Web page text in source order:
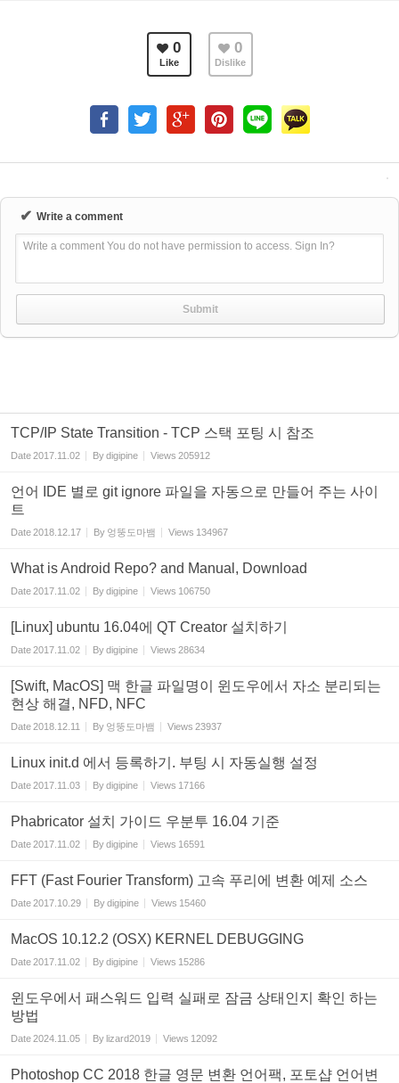
0
Like
0
Dislike
✔ Write a comment
Write a comment You do not have permission to access. Sign In?
TCP/IP State Transition - TCP 스택 포팅 시 참조
Date2017.11.02 Bydigipine Views 205912
언어 IDE 별로 git ignore 파일을 자동으로 만들어 주는 사이
트
Date2018.12.17 By 엉뚱도마뱀 Views 134967
What is Android Repo? and Manual, Download
Date2017.11.02 Bydigipine Views 106750
[Linux] ubuntu 16.04에 QT Creator 설치하기
Date2017.11.02 Bydigipine Views 28634
[Swift, MacOS] 맥 한글 파일명이 윈도우에서 자소 분리되는
현상 해결, NFD, NFC
Date2018.12.11 By 엉뚱도마뱀 Views 23937
Linux init.d 에서 등록하기. 부팅 시 자동실행 설정
Date2017.11.03 Bydigipine Views 17166
Phabricator 설치 가이드 우분투 16.04 기준
Date2017.11.02 Bydigipine Views 16591
FFT (Fast Fourier Transform) 고속 푸리에 변환 예제 소스
Date2017.10.29 Bydigipine Views 15460
MacOS 10.12.2 (OSX) KERNEL DEBUGGING
Date2017.11.02 Bydigipine Views 15286
윈도우에서 패스워드 입력 실패로 잠금 상태인지 확인 하는
방법
Date2024.11.05 Bylizard2019 Views 12092
Photoshop CC 2018 한글 영문 변환 언어팩, 포토샵 언어변